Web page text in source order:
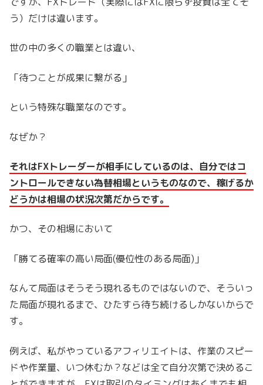
う）だけは違います。
世の中の多くの職業とは違い、
「待つことが成果に繋がる」
という特殊な職業なのです。
なぜか？
それはFXトレーダーが相手にしているのは、自分ではコ
ントロールできない為替相場というものなので、稼げるか
どうかは相場の状況次第だからです。
かつ、その相場において
「勝てる確率の高い局面(優位性のある局面)」
なんて局面はそうそう現れるものではないので、そういっ
た局面が現れるまで、ひたすら待ち続けるしかないからで
す。
例えば、私がやっているアフィリエイトは、作業のスピー
ドや作業量、いつ休むか？などは全て自分次第で決めるこ